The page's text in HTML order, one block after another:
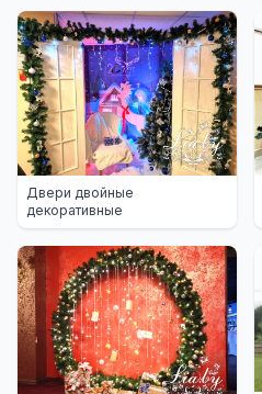
Двери двойные
декоративные